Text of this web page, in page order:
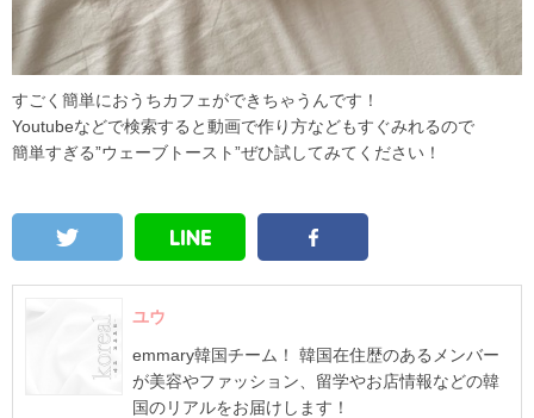
すごく簡単におうちカフェができちゃうんです！
Youtubeなどで検索すると動画で作り方などもすぐみれるので
簡単すぎる”ウェーブトースト”ぜひ試してみてください！
ユウ
emmary韓国チーム！ 韓国在住歴のあるメンバー
が美容やファッション、留学やお店情報などの韓
国のリアルをお届けします！